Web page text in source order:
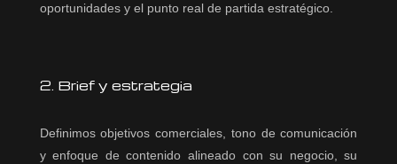
oportunidades y el punto real de partida estratégico.
2. Brief y estrategia
Definimos objetivos comerciales, tono de comunicación
y enfoque de contenido alineado con su negocio, su